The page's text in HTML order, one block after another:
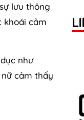
lưu thông
khoái cảm
như
cảm thấy